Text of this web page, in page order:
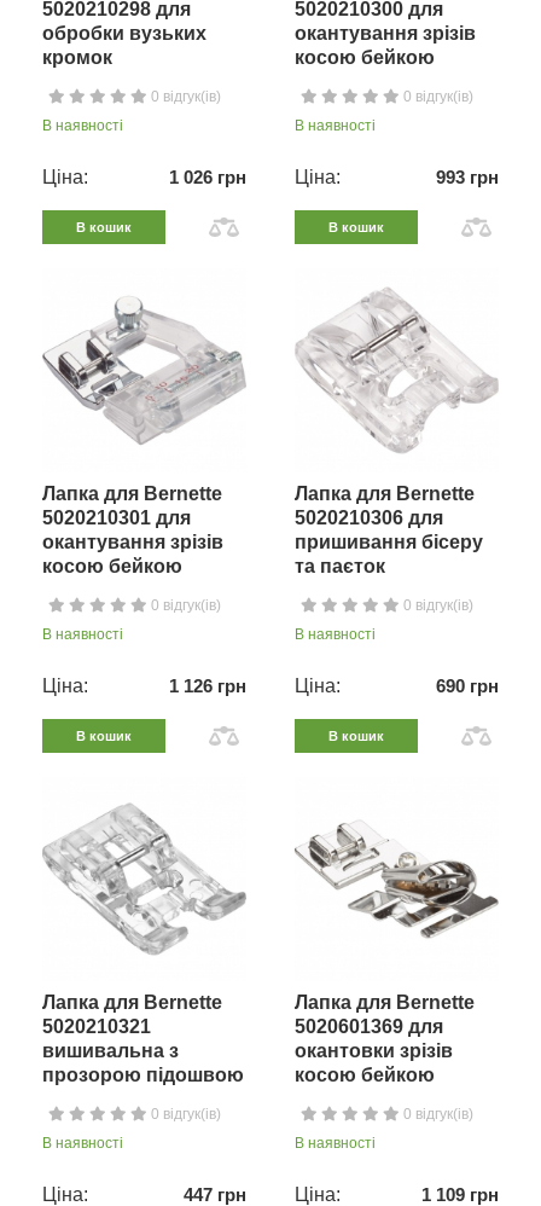
5020210298 для
обробки вузьких
кромок
0 відгук(ів)
В наявності
Ціна: 1 026 грн
В кошик
5020210300 для
окантування зрізів
косою бейкою
0 відгук(ів)
В наявності
Ціна: 993 грн
В кошик
Лапка для Bernette
5020210301 для
окантування зрізів
косою бейкою
0 відгук(ів)
В наявності
Ціна: 1 126 грн
В кошик
Лапка для Bernette
5020210306 для
пришивання бісеру
та паєток
0 відгук(ів)
В наявності
Ціна: 690 грн
В кошик
Лапка для Bernette
5020210321
вишивальна з
прозорою підошвою
0 відгук(ів)
В наявності
Ціна: 447 грн
Лапка для Bernette
5020601369 для
окантовки зрізів
косою бейкою
0 відгук(ів)
В наявності
Ціна: 1 109 грн